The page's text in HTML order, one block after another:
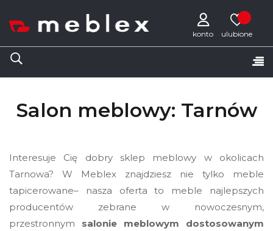
konto
☰
Salon meblowy: Tarnów
Interesuje Cię dobry sklep meblowy w okolicach
Tarnowa? W Meblex znajdziesz nie tylko meble
tapicerowane– nasza oferta to meble najlepszych
producentów zebrane w nowoczesnym,
przestronnym salonie meblowym
dostosowanym